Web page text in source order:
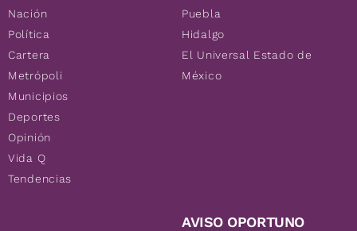
Nación
Política
Cartera
Metrópoli
Municipios
Deportes
Opinión
Vida Q
Tendencias
Puebla
Hidalgo
El Universal Estado de
México
AVISO OPORTUNO